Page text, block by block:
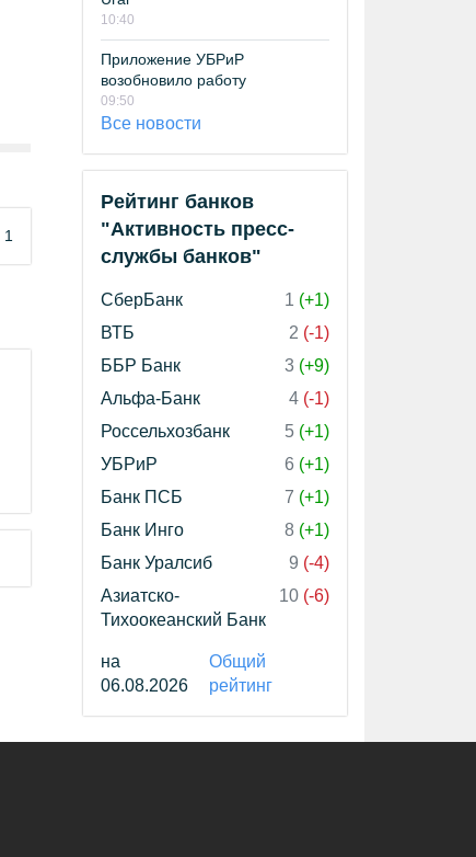
1
10:40
Приложение УБРиР
возобновило работу
09:50
Все новости
Рейтинг банков
"Активность пресс-
службы банков"
СберБанк 1 (+1)
ВТБ
2 (-1)
ББР Банк
3 (+9)
Альфа-Банк
4 (-1)
Россельхозбанк
5 (+1)
УБРиР
6 (+1)
Банк ПСБ
7 (+1)
Банк Инго
8 (+1)
Банк Уралсиб
9 (-4)
Азиатско-
Тихоокеанский Банк
10 (-6)
на
06.08.2026
Общий
рейтинг